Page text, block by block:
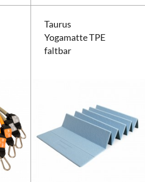
Taurus
Yogamatte TPE
faltbar